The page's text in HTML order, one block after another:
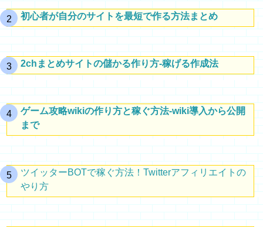
初心者が自分のサイトを最短で作る方法まとめ
2chまとめサイトの儲かる作り方-稼げる作成法
ゲーム攻略wikiの作り方と稼ぐ方法-wiki導入から公開
まで
ツイッターBOTで稼ぐ方法！Twitterアフィリエイトの
やり方